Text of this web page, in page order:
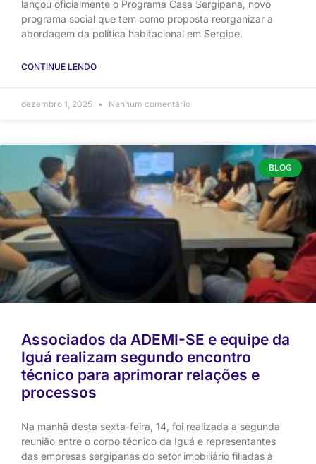
lançou oficialmente o Programa Casa Sergipana, novo
programa social que tem como proposta reorganizar a
abordagem da política habitacional em Sergipe.
CONTINUE LENDO
dezembro 1, 2025 Nenhum comentário
BLOG
Associados da ADEMI-SE e equipe da
Iguá realizam segundo encontro
técnico para aprimorar relações e
processos
Na manhã desta sexta-feira, 14, foi realizada a segunda
reunião entre o corpo técnico da Iguá e representantes
das empresas sergipanas do setor imobiliário filiadas à